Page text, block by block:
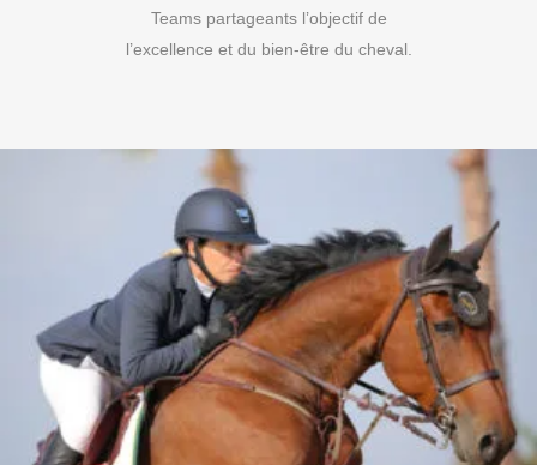
Teams partageants l’objectif de
l’excellence et du bien-être du cheval.